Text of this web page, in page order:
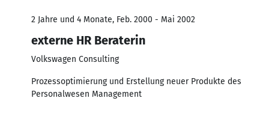
2 Jahre und 4 Monate, Feb. 2000 - Mai 2002
externe HR Beraterin
Volkswagen Consulting
Prozessoptimierung und Erstellung neuer Produkte des
Personalwesen Management